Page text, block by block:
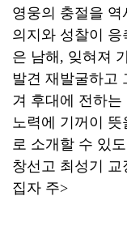
영웅의 충절을
의지와 성찰이
은 남해, 잊혀져
발견 재발굴하고
겨 후대에 전하
노력에 기꺼이
로 소개할 수 있
창선고 최성기 교
집자 주>